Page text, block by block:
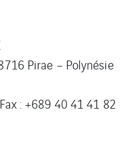
Pirae – Polynésie
: +689 40 41 41 82